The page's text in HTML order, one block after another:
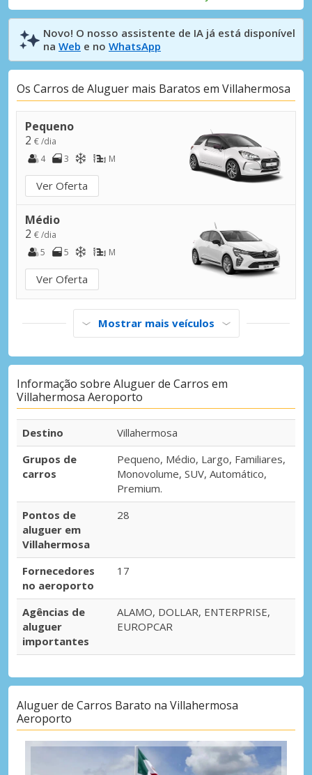
Novo! O nosso assistente de IA já está disponível
na Web e no WhatsApp
Os Carros de Aluguer mais Baratos em Villahermosa
Pequeno
2 € /dia
4
3 M
Ver Oferta
Médio
2 € /dia
5
5 M
Ver Oferta
Mostrar mais veículos
Informação sobre Aluguer de Carros em
Villahermosa Aeroporto
Destino
Villahermosa
Grupos de
carros
Pequeno, Médio, Largo, Familiares,
Monovolume, SUV, Automático,
Premium.
Pontos de
aluguer em
Villahermosa
28
Fornecedores
no aeroporto
17
Agências de
aluguer
importantes
ALAMO, DOLLAR, ENTERPRISE,
EUROPCAR
Aluguer de Carros Barato na Villahermosa
Aeroporto